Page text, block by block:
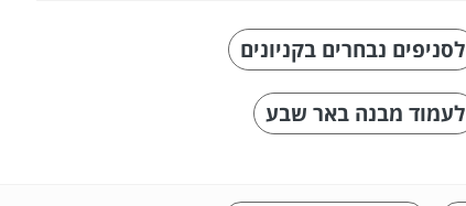
לסניפים נבחרים בקניונים
לעמוד מבנה באר שבע